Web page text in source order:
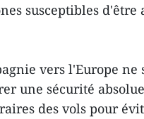
susceptibles d'être
vers l'Europe
une sécurité
des vols pour